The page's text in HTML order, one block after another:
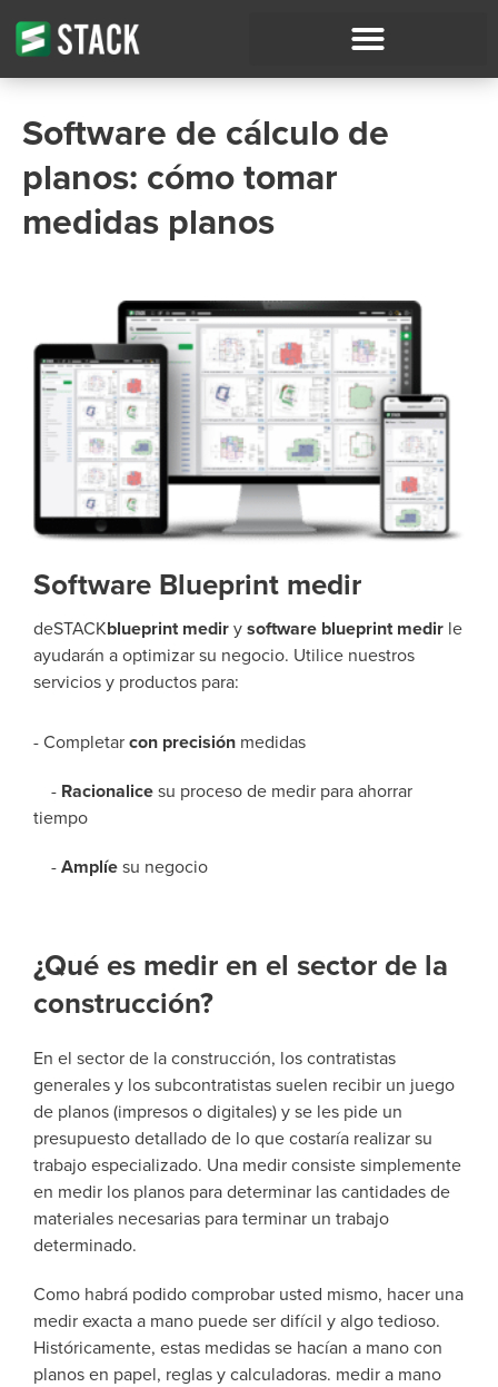
Software de cálculo de
planos: cómo tomar
medidas planos
Software Blueprint medir
deSTACKblueprint medir y software blueprint medir le
ayudarán a optimizar su negocio. Utilice nuestros
servicios y productos para:
- Completar con precisión medidas
- Racionalice su proceso de medir para ahorrar
tiempo
- Amplíe su negocio
¿Qué es medir en el sector de la
construcción?
En el sector de la construcción, los contratistas
generales y los subcontratistas suelen recibir un juego
de planos (impresos o digitales) y se les pide un
presupuesto detallado de lo que costaría realizar su
trabajo especializado. Una medir consiste simplemente
en medir los planos para determinar las cantidades de
materiales necesarias para terminar un trabajo
determinado.
Como habrá podido comprobar usted mismo, hacer una
medir exacta a mano puede ser difícil y algo tedioso.
Históricamente, estas medidas se hacían a mano con
planos en papel, reglas y calculadoras. medir a mano